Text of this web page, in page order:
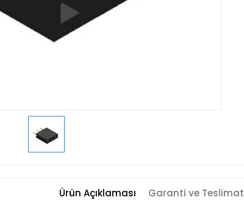
Ürün Açıklaması Garanti ve Teslimat